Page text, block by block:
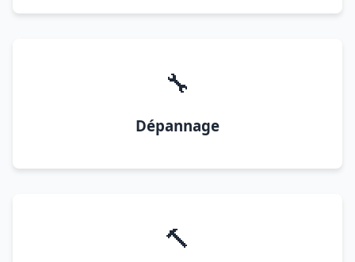
🔧
Dépannage
🔨